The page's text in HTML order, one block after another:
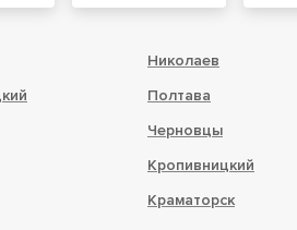
Николаев
Полтава
Черновцы
Кропивницкий
Краматорск